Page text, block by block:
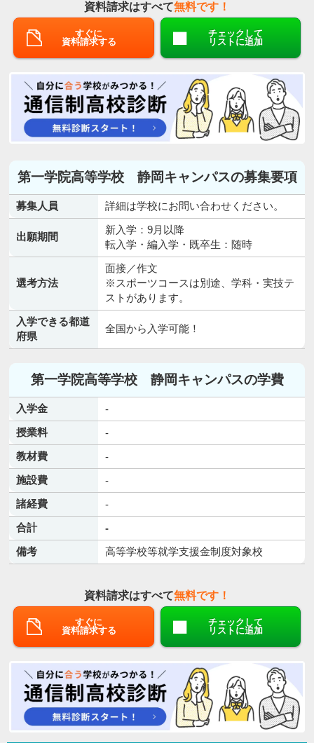
資料請求はすべて無料です！
すぐに
資料請求する
チェックして
リストに追加
第一学院高等学校 静岡キャンパスの募集要項
募集人員 詳細は学校にお問い合わせください。
出願期間
新入学：9月以降
転入学・編入学・既卒生：随時
選考方法
面接／作文
※スポーツコースは別途、学科・実技テ
ストがあります。
入学できる都道
府県
全国から入学可能！
第一学院高等学校 静岡キャンパスの学費
入学金
-
授業料
-
教材費
-
施設費
-
諸経費
-
合計
-
備考
高等学校等就学支援金制度対象校
資料請求はすべて無料です！
すぐに
資料請求する
チェックして
リストに追加